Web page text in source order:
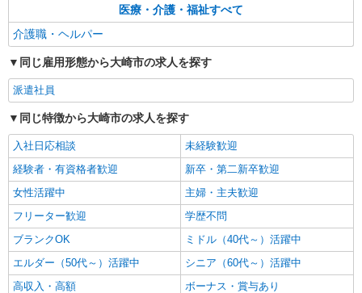
株式会社kotrio /●SD-H-2066600
大崎市＊年齢不問◎未経験から安定した業界へ
時給1350円〜2062円 ＜日払い有/週払い有/交
通費全支給(ガソリン代含む)＞
キープ 詳細を見る
派遣社員
株式会社kotrio /●SD-H-2066267
≪大崎市≫日勤のみ＆残業ナシ！お迎えに間に
合うデイサービス
時給1350円〜2062円 ＜日払い有/週払い有/交
通費全支給(ガソリン代含む)＞
大崎市内 最寄り駅：古川
医療・介護・福祉すべて
介護職・ヘルパー
同じ雇用形態から大崎市の求人を探す
派遣社員
同じ特徴から大崎市の求人を探す
入社日応相談
未経験歓迎
経験者・有資格者歓迎
新卒・第二新卒歓迎
女性活躍中
主婦・主夫歓迎
フリーター歓迎
学歴不問
ブランクOK
ミドル（40代～）活躍中
エルダー（50代～）活躍中
シニア（60代～）活躍中
高収入・高額
ボーナス・賞与あり